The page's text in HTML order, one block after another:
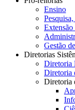
Ensino
Gestão
Diretorias
Diretoria
Diretoria
Diretoria